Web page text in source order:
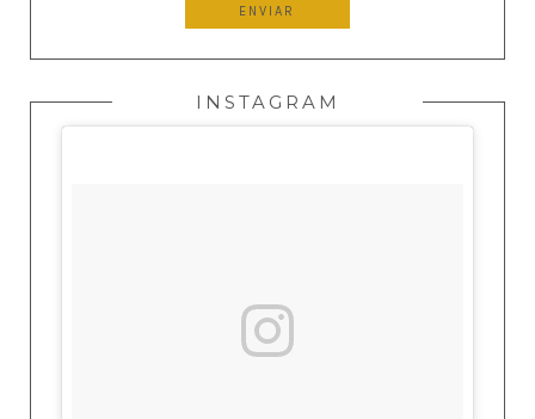
INSTAGRAM